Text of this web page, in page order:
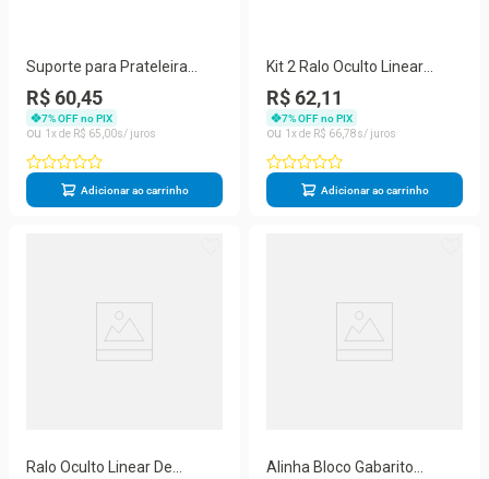
Suporte para Prateleira
Estilo Industrial 3 Unidades
PP Reforçado Preto Deplasti
R$ 60,45
7% OFF no PIX
1
R$ 65 00
Adicionar ao carrinho
Kit 2 Ralo Oculto Linear
Embutir 5x50 P Porcelanato
Preto
R$ 62,11
7% OFF no PIX
1
R$ 6678
Adicionar ao carrinho
Ralo Oculto Linear De
Alinha Bloco Gabarito